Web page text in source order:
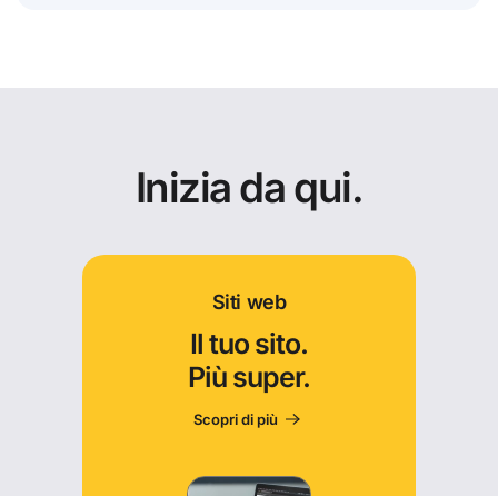
Inizia da qui.
Siti web
Il tuo sito.
Più super.
Scopri di più